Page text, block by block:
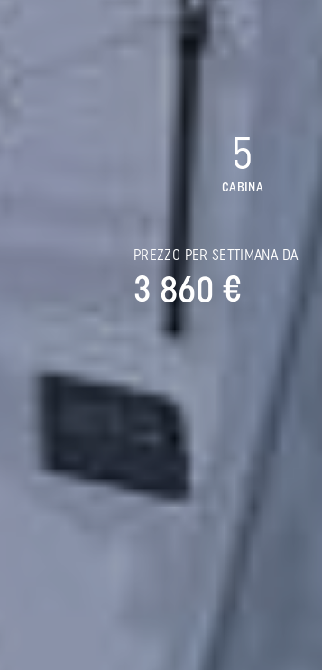
5
CABINA
PREZZO PER SETTIMANA DA
3 860 €